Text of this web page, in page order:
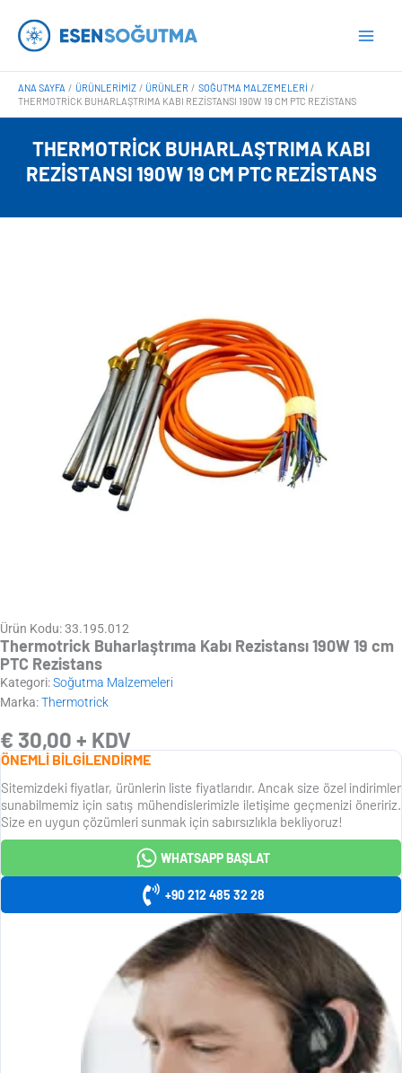
atla
ANA SAYFA ÜRÜNLERIMIZ ÜRÜNLER
SOĞUTMA MALZEMELERI
THERMOTRICK BUHARLAŞTRIMA KABI REZISTANSI 190W 19 CM PTC REZISTANS
THERMOTRICK BUHARLAŞTRIMA KABI
REZISTANSI 190W 19 CM PTC REZISTANS
Ürün Kodu: 33.195.012
Thermotrick Buharlaştrıma Kabı Rezistansı 190W 19 cm
PTC Rezistans
Kategori:Soğutma Malzemeleri
Marka:Thermotrick
€ 30,00 + KDV
ÖNEMLİ BİLGİLENDİRME
Sitemizdeki fiyatlar, ürünlerin liste fiyatlarıdır. Ancak size özel indirimler
sunabilmemiz için satış mühendislerimizle iletişime geçmenizi öneririz.
Size en uygun çözümleri sunmak için sabırsızlıkla bekliyoruz!
WHATSAPP BAŞLAT
+90 212 485 32 28